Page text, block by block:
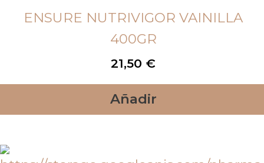
ENSURE NUTRIVIGOR VAINILLA
400GR
21,50 €
Añadir